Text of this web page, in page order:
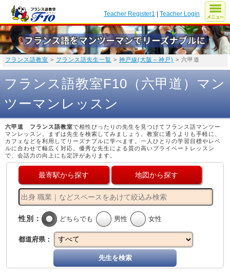
Teacher Register1 |Teacher Login
フランス語教室 > フランス語先生一覧 > 神戸線(大阪～神戸) > 六甲道
フランス語教室F10（六甲道）マン
ツーマンレッスン
六甲道 フランス語教室で相性ぴったりの先生を見つけてフランス語マンツー
マンレッスン。まずは先生を検索してみましょう。教室に通うよりも手軽に、
カフェなどを利用してリーズナブルに学べます。一人ひとりの学習目標やレベ
ルに合わせて幅広く対応。優秀な先生による質の高いプライベートレッスン
で、会話力の向上にも定評があります。
最寄駅から探す 地図から探す
性別： どちらでも 男性 女性
都道府県：
先生を検索